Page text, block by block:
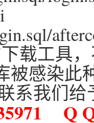
载工具
被感染此
系我们给
Q